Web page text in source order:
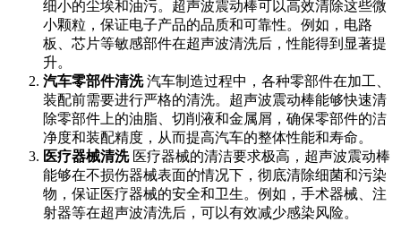
细小的尘埃和油污。超声波震动棒可以高效清除这些微
小颗粒，保证电子产品的品质和可靠性。例如，电路
板、芯片等敏感部件在超声波清洗后，性能得到显著提
升。
汽车零部件清洗汽车制造过程中，各种零部件在加工、
装配前需要进行严格的清洗。超声波震动棒能够快速清
除零部件上的油脂、切削液和金属屑，确保零部件的洁
净度和装配精度，从而提高汽车的整体性能和寿命。
医疗器械清洗医疗器械的清洁要求极高，超声波震动棒
能够在不损伤器械表面的情况下，彻底清除细菌和污染
物，保证医疗器械的安全和卫生。例如，手术器械、注
射器等在超声波清洗后，可以有效减少感染风险。